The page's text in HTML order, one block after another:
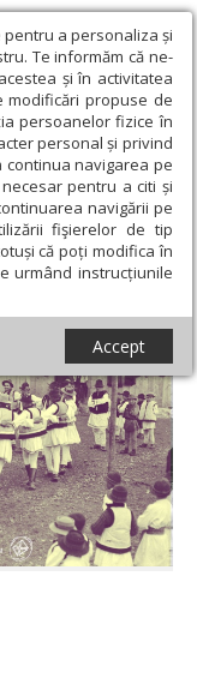
a personaliza și
Te informăm că ne-
și în activitatea
modificări propuse de
persoanelor fizice în
personal și privind
navigarea pe
pentru a citi și
navigării pe
fişierelor de tip
că poți modifica în
urmând instrucțiunile
Accept
› Concert